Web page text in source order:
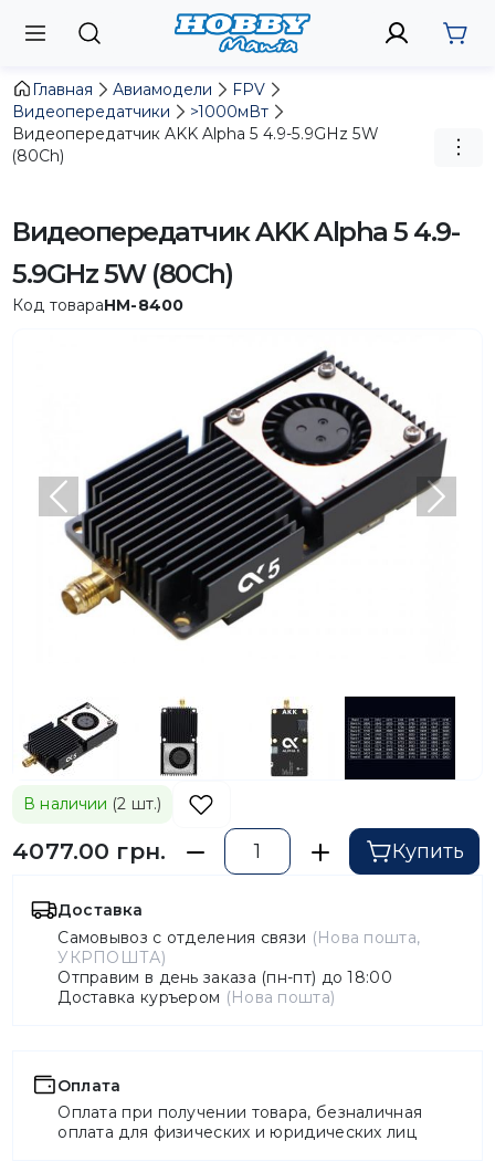
Главная Авиамодели
FPV
Видеопередатчики
>1000мВт
Видеопередатчик AKK Alpha 5 4.9-5.9GHz 5W
(80Ch)
Видеопередатчик AKK Alpha 5 4.9-
5.9GHz 5W (80Ch)
Код товараHM-8400
Предыдущий
В наличии (2 шт.)
4077.00 грн. Купить
Доставка
Самовывоз с отделения связи (Нова пошта,
УКРПОШТА)
Отправим в день заказа (пн-пт) до 18:00
Доставка куръером (Нова пошта)
Оплата
Оплата при получении товара, безналичная
оплата для физических и юридических лиц